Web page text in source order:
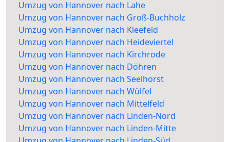
Umzug von Hannover nach Lahe
Umzug von Hannover nach Groß-Buchholz
Umzug von Hannover nach Kleefeld
Umzug von Hannover nach Heideviertel
Umzug von Hannover nach Kirchrode
Umzug von Hannover nach Döhren
Umzug von Hannover nach Seelhorst
Umzug von Hannover nach Wülfel
Umzug von Hannover nach Mittelfeld
Umzug von Hannover nach Linden-Nord
Umzug von Hannover nach Linden-Mitte